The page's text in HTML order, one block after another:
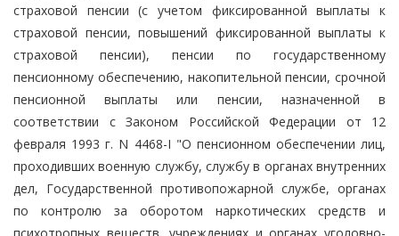
страховой пенсии (с учетом фиксированной выплаты к
страховой пенсии, повышений фиксированной выплаты к
страховой пенсии), пенсии по государственному
пенсионному обеспечению, накопительной пенсии, срочной
пенсионной выплаты или пенсии, назначенной в
соответствии с Законом Российской Федерации от 12
февраля 1993 г. N 4468-I "О пенсионном обеспечении лиц,
проходивших военную службу, службу в органах внутренних
дел, Государственной противопожарной службе, органах
по контролю за оборотом наркотических средств и